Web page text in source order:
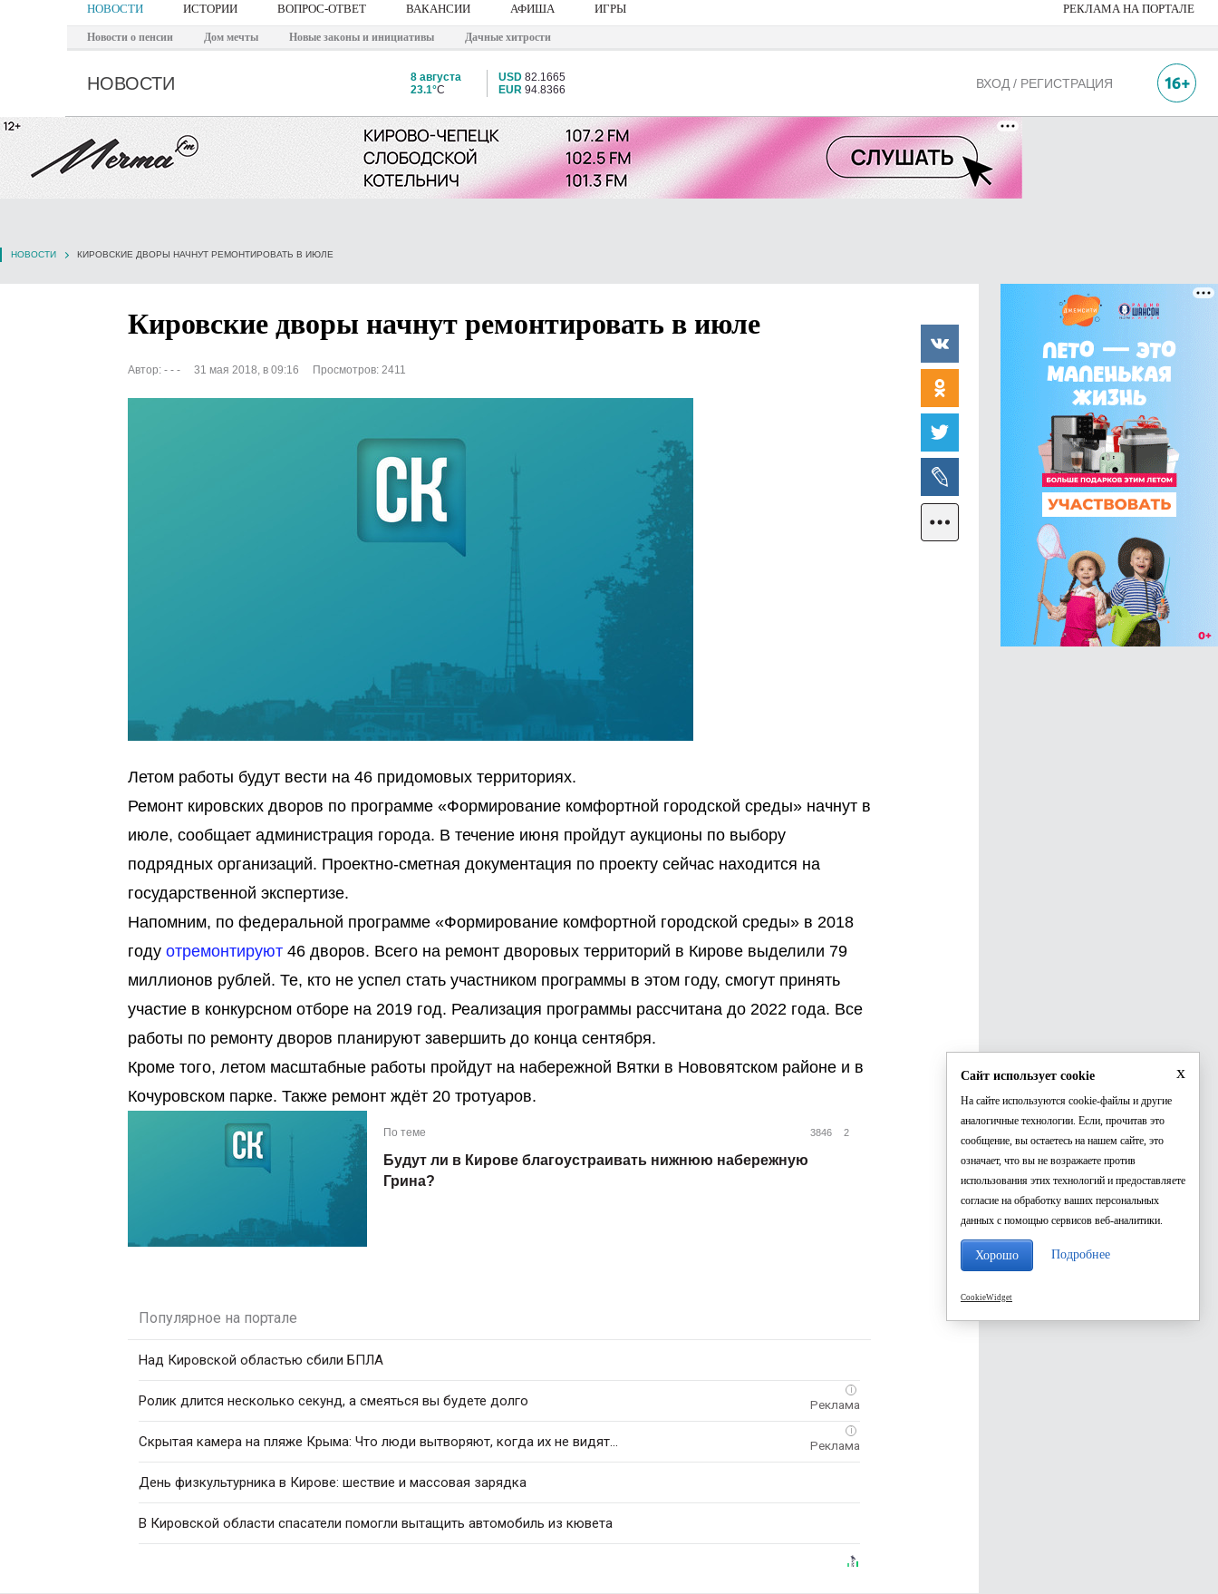
НОВОСТИ ИСТОРИИ ВОПРОС-ОТВЕТ ВАКАНСИИ АФИША ИГРЫ РЕКЛАМА НА ПОРТАЛЕ
Новости о пенсии Дом мечты Новые законы и инициативы Дачные хитрости
НОВОСТИ
8 августа
23.1°C
USD 82.1665
EUR 94.8366 ВХОД / РЕГИСТРАЦИЯ
НОВОСТИ КИРОВСКИЕ ДВОРЫ НАЧНУТ РЕМОНТИРОВАТЬ В ИЮЛЕ
Кировские дворы начнут ремонтировать в июле
Автор: - - - 31 мая 2018, в 09:16 Просмотров: 2411
Летом работы будут вести на 46 придомовых территориях.
Ремонт кировских дворов по программе «Формирование комфортной городской среды» начнут в
июле, сообщает администрация города. В течение июня пройдут аукционы по выбору
подрядных организаций. Проектно-сметная документация по проекту сейчас находится на
государственной экспертизе.
Напомним, по федеральной программе «Формирование комфортной городской среды» в 2018
году отремонтируют 46 дворов. Всего на ремонт дворовых территорий в Кирове выделили 79
миллионов рублей. Те, кто не успел стать участником программы в этом году, смогут принять
участие в конкурсном отборе на 2019 год. Реализация программы рассчитана до 2022 года. Все
работы по ремонту дворов планируют завершить до конца сентября.
Кроме того, летом масштабные работы пройдут на набережной Вятки в Нововятском районе и в
Кочуровском парке. Также ремонт ждёт 20 тротуаров.
По теме 3846 2
Будут ли в Кирове благоустраивать нижнюю набережную
Грина?
Популярное на портале
Над Кировской областью сбили БПЛА
i
Ролик длится несколько секунд, а смеяться вы будете долго
i
Скрытая камера на пляже Крыма: Что люди вытворяют, когда их не видят...
День физкультурника в Кирове: шествие и массовая зарядка
В Кировской области спасатели помогли вытащить автомобиль из кювета
x
Сайт использует cookie
На сайте используются cookie-файлы и другие
аналогичные технологии. Если, прочитав это
сообщение, вы остаетесь на нашем сайте, это
означает, что вы не возражаете против
использования этих технологий и предоставляете
согласие на обработку ваших персональных
данных с помощью сервисов веб-аналитики.
Хорошо Подробнее
CookieWidget